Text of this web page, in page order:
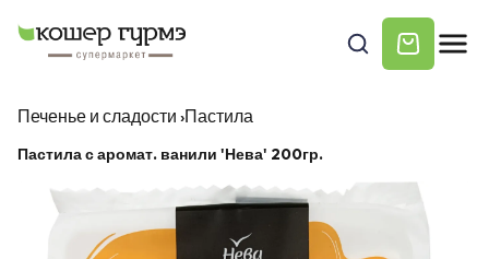
Печенье и сладости ›Пастила
Пастила с аромат. ванили 'Нева' 200гр.